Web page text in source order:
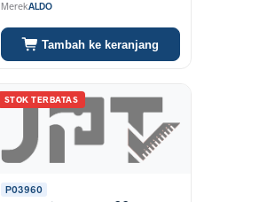
MerekALDO
Tambah ke keranjang
STOK TERBATAS
P03960